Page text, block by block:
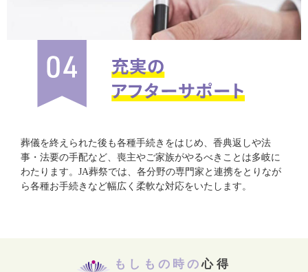
葬儀を終えられた後も各種手続きをはじめ、香典返しや法
事・法要の手配など、喪主やご家族がやるべきことは多岐に
わたります。JA葬祭では、各分野の専門家と連携をとりなが
ら各種お手続きなど幅広く柔軟な対応をいたします。
もしもの時の心得